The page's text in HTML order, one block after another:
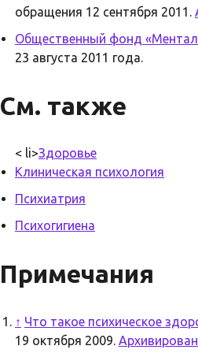
обращения 12 сентября 2011.
Общественный фонд
23 августа 2011 года.
См. также
< li>Здоровье
Клиническая психология
Психиатрия
Психогигиена
Примечания
↑ Что такое психическое
19 октября 2009.